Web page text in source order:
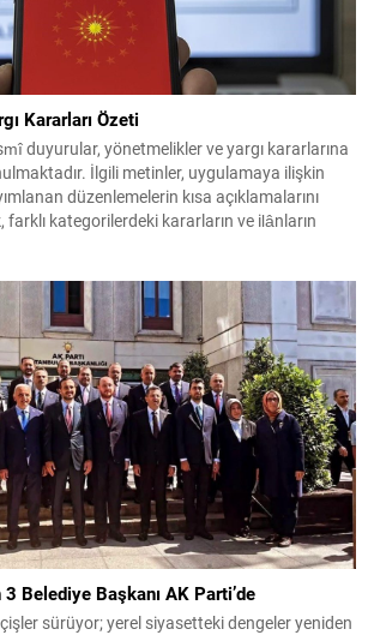
Kararları Özeti
duyurular, yönetmelikler ve yargı kararlarına
İlgili metinler, uygulamaya ilişkin
düzenlemelerin kısa açıklamalarını
farklı kategorilerdeki kararların ve ilânların
böylece dikkat çeken maddeler çabuk...
3 Belediye Başkanı AK Parti’de
sürüyor; yerel siyasetteki dengeler yeniden